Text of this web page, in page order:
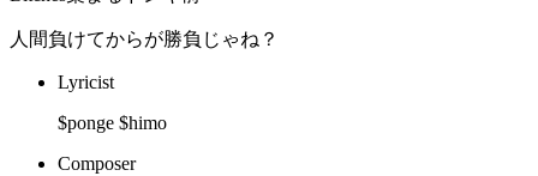
人間負けてからが勝負じゃね？
Lyricist
$ponge $himo
Composer